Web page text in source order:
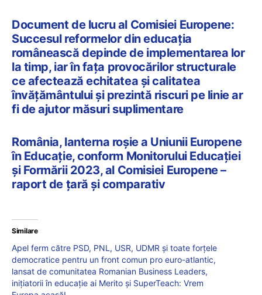
Document de lucru al Comisiei Europene:
Succesul reformelor din educația
românească depinde de implementarea lor
la timp, iar în fața provocărilor structurale
ce afectează echitatea și calitatea
învățământului și prezintă riscuri pe linie ar
fi de ajutor măsuri suplimentare
România, lanterna roșie a Uniunii Europene
în Educație, conform Monitorului Educației
și Formării 2023, al Comisiei Europene –
raport de țară și comparativ
Similare
Apel ferm către PSD, PNL, USR, UDMR și toate forțele
democratice pentru un front comun pro euro-atlantic,
lansat de comunitatea Romanian Business Leaders,
inițiatorii în educație ai Merito și SuperTeach: Vrem